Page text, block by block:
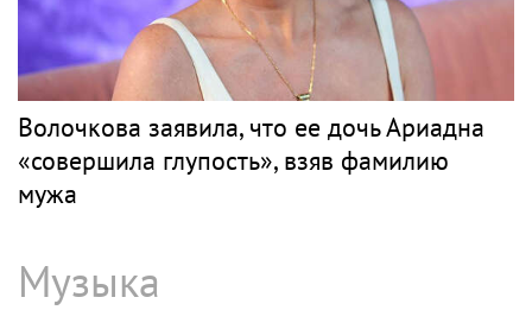
Волочкова заявила, что ее дочь Ариадна
«совершила глупость», взяв фамилию
мужа
Музыка